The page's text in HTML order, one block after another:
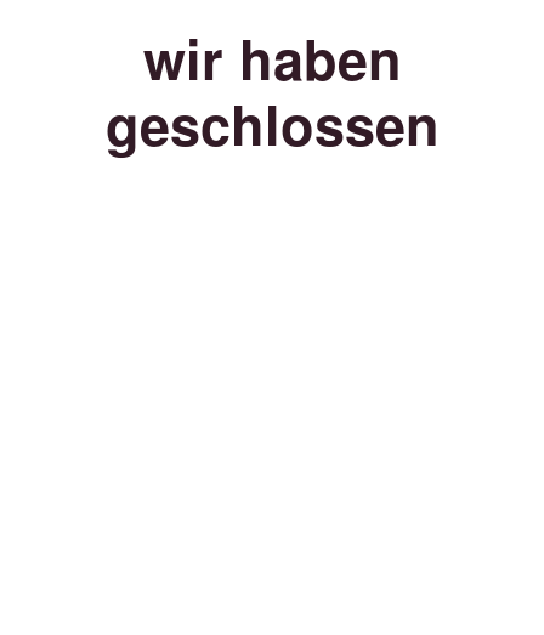
wir haben
geschlossen